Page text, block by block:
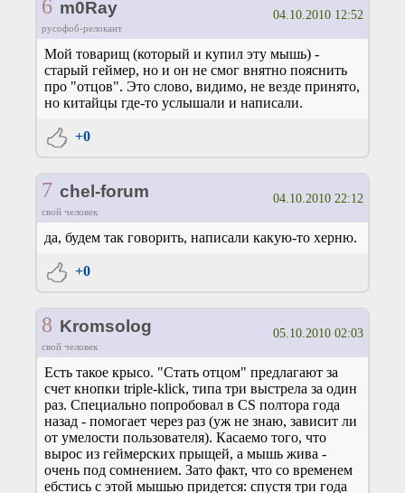
6 m0Ray
русофоб-релокант
04.10.2010 12:52
Мой товарищ (который и купил эту мышь) -
старый геймер, но и он не смог внятно пояснить
про "отцов". Это слово, видимо, не везде принято,
но китайцы где-то услышали и написали.
+0
7 chel-forum
свой человек
04.10.2010 22:12
да, будем так говорить, написали какую-то херню.
+0
8 Kromsolog
свой человек
05.10.2010 02:03
Есть такое крысо. "Стать отцом" предлагают за
счет кнопки triple-klick, типа три выстрела за один
раз. Специально попробовал в CS полтора года
назад - помогает через раз (уж не знаю, зависит ли
от умелости пользователя). Касаемо того, что
вырос из геймерских прыщей, а мышь жива -
очень под сомнением. Зато факт, что со временем
ебстись с этой мышью придется: спустя три года